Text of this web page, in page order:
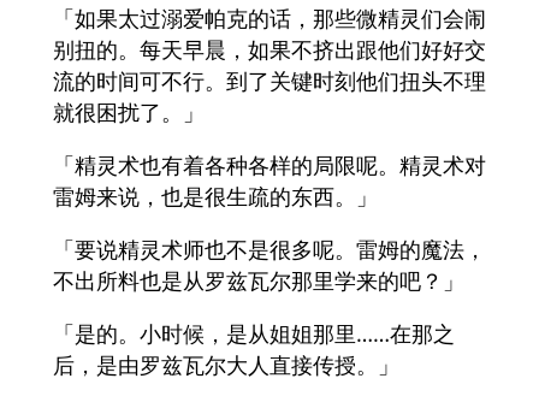
「如果太过溺爱帕克的话，那些微精灵们会闹
别扭的。每天早晨，如果不挤出跟他们好好交
流的时间可不行。到了关键时刻他们扭头不理
就很困扰了。」
「精灵术也有着各种各样的局限呢。精灵术对
雷姆来说，也是很生疏的东西。」
「要说精灵术师也不是很多呢。雷姆的魔法，
不出所料也是从罗兹瓦尔那里学来的吧？」
「是的。小时候，是从姐姐那里……在那之
后，是由罗兹瓦尔大人直接传授。」